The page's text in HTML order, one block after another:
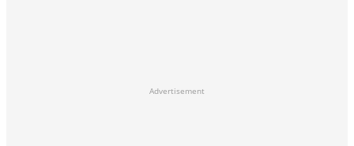
Advertisement